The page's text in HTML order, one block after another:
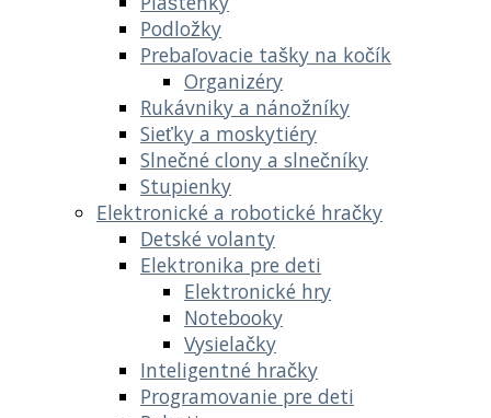
Podložky
Prebaľovacie tašky na kočík
Organizéry
Rukávniky a nánožníky
Sieťky a moskytiéry
Slnečné clony a slnečníky
Stupienky
Elektronické a robotické hračky
Detské volanty
Elektronika pre deti
Elektronické hry
Notebooky
Vysielačky
Inteligentné hračky
Programovanie pre deti